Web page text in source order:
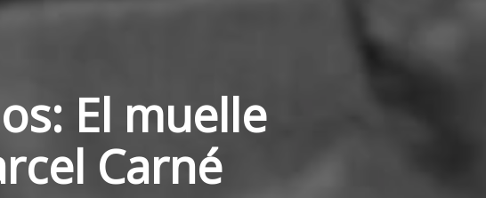
El muelle
Carné